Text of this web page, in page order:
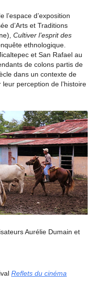
l’espace d’exposition
d’Arts et Traditions
Cultiver l’esprit des
ethnologique.
et San Rafael au
de colons partis de
dans un contexte de
perception de l’histoire
Aurélie Dumain et
Reflets du cinéma